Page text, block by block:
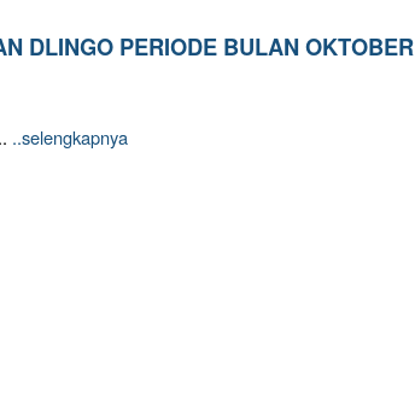
DLINGO PERIODE BULAN OKTOBER
..selengkapnya